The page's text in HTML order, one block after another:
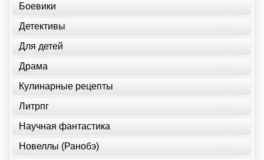
Боевики
Детективы
Для детей
Драма
Кулинарные рецепты
Литрпг
Научная фантастика
Новеллы (Ранобэ)